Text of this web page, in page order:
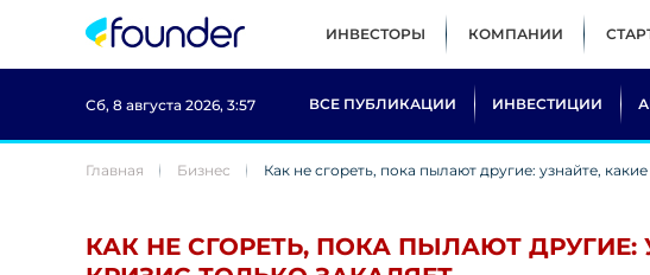
ИНВЕСТОРЫ КОМПАНИИ
Сб, 8 августа 2026, 3:57 ВСЕ ПУБЛИКАЦИИ ИНВЕСТИЦИИ
Главная Бизнес Как не сгореть, пока пылают другие: узнайте,
КАК НЕ СГОРЕТЬ, ПОКА ПЫЛАЮТ ДРУГИЕ: